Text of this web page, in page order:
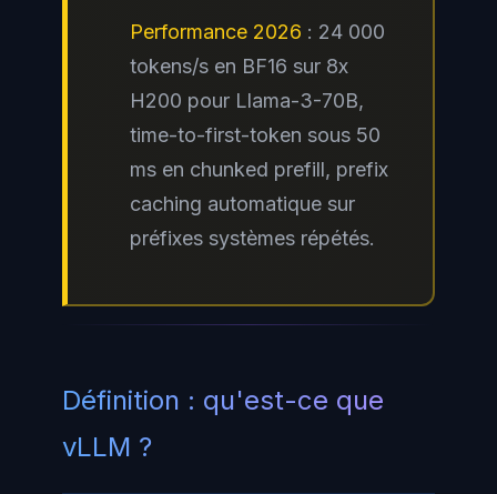
Performance 2026 : 24 000
tokens/s en BF16 sur 8x
H200 pour Llama-3-70B,
time-to-first-token sous 50
ms en chunked prefill, prefix
caching automatique sur
préfixes systèmes répétés.
Définition : qu'est-ce que
vLLM ?